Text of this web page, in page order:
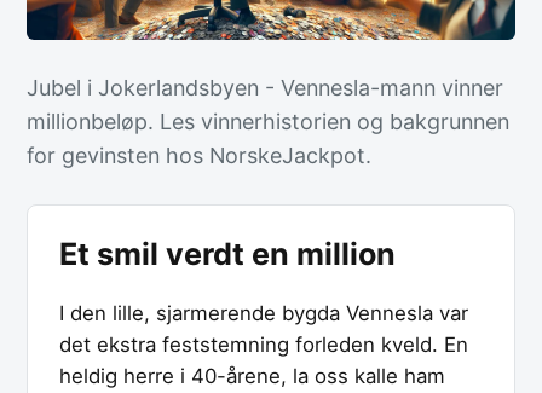
Jubel i Jokerlandsbyen - Vennesla-mann vinner
millionbeløp. Les vinnerhistorien og bakgrunnen
for gevinsten hos NorskeJackpot.
Et smil verdt en million
I den lille, sjarmerende bygda Vennesla var
det ekstra feststemning forleden kveld. En
heldig herre i 40-årene, la oss kalle ham